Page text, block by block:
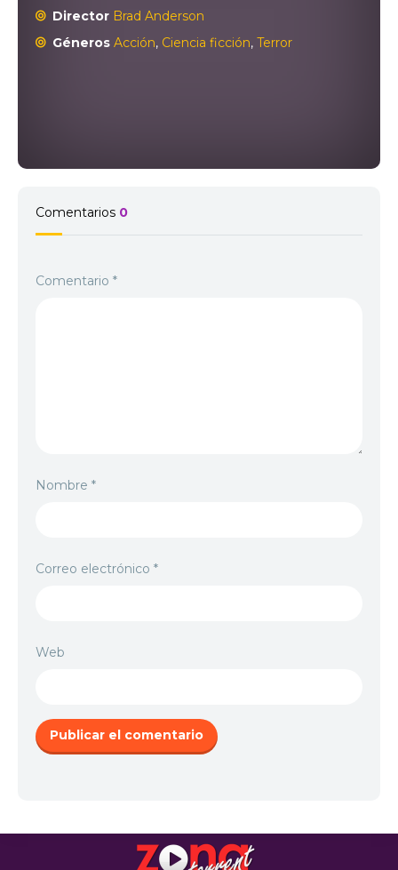
Director Brad Anderson
Géneros Acción, Ciencia ficción,Terror
Comentarios 0
Comentario *
Nombre *
Correo electrónico *
Web